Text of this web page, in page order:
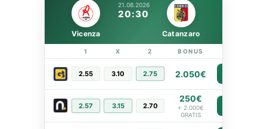
21.08.2026
20:30
Vicenza Catanzaro
1 X 2 BONUS
2.55 3.10 2.75 2.050€
2.57 3.15 2.70
250€
+ 2.000€
GRATIS